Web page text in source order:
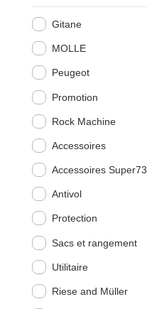
Gitane
MOLLE
Peugeot
Promotion
Rock Machine
Accessoires
Accessoires Super73
Antivol
Protection
Sacs et rangement
Utilitaire
Riese and Müller